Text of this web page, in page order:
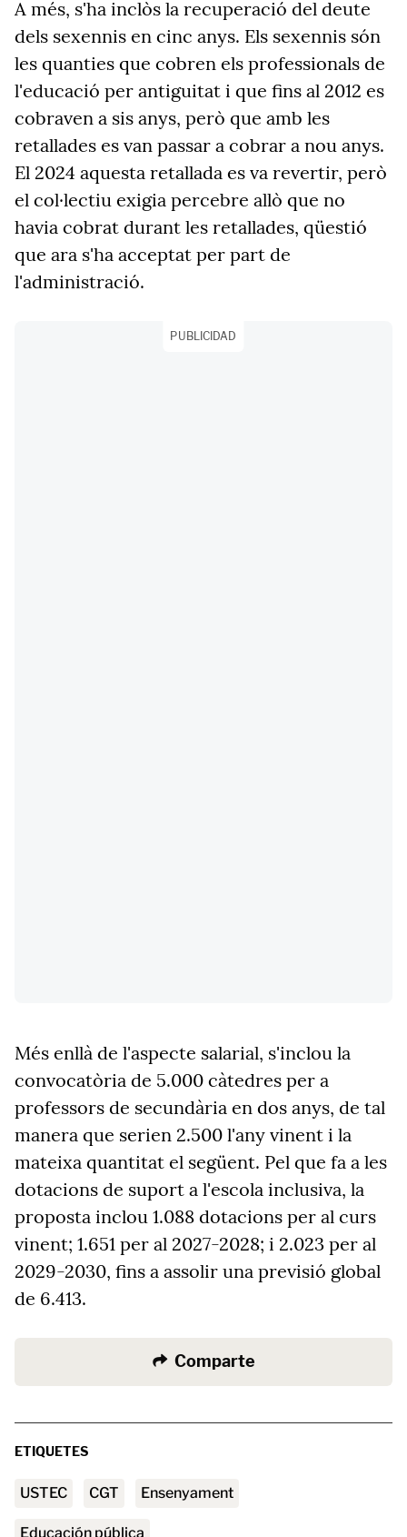
A més, s'ha inclòs la recuperació del deute
dels sexennis en cinc anys. Els sexennis són
les quanties que cobren els professionals de
l'educació per antiguitat i que fins al 2012 es
cobraven a sis anys, però que amb les
retallades es van passar a cobrar a nou anys.
El 2024 aquesta retallada es va revertir, però
el col·lectiu exigia percebre allò que no
havia cobrat durant les retallades, qüestió
que ara s'ha acceptat per part de
l'administració.
PUBLICIDAD
Més enllà de l'aspecte salarial, s'inclou la
convocatòria de 5.000 càtedres per a
professors de secundària en dos anys, de tal
manera que serien 2.500 l'any vinent i la
mateixa quantitat el següent. Pel que fa a les
dotacions de suport a l'escola inclusiva, la
proposta inclou 1.088 dotacions per al curs
vinent; 1.651 per al 2027-2028; i 2.023 per al
2029-2030, fins a assolir una previsió global
de 6.413.
Comparte
ETIQUETES
USTEC CGT ensenyament
educación pública